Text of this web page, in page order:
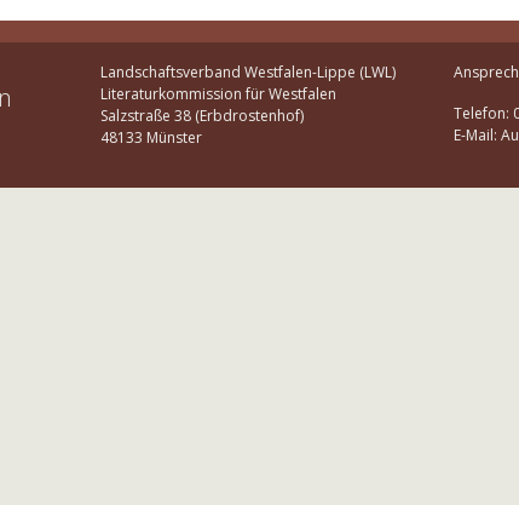
Landschaftsverband Westfalen-Lippe (LWL)
Literaturkommission für Westfalen
Salzstraße 38 (Erbdrostenhof)
48133 Münster
Telefon:
E-Mail: